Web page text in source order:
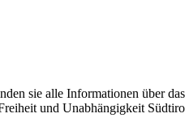
sie alle Informationen über
und Unabhängigkeit